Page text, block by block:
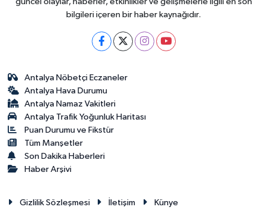
bilgileri içeren bir haber kaynağıdır.
Antalya Nöbetçi Eczaneler
Antalya Hava Durumu
Antalya Namaz Vakitleri
Antalya Trafik Yoğunluk Haritası
Puan Durumu ve Fikstür
Tüm Manşetler
Son Dakika Haberleri
Haber Arşivi
Gizlilik Sözleşmesi İletişim
Künye